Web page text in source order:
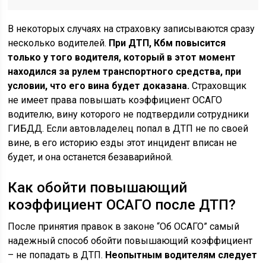
В некоторых случаях на страховку записываются сразу
несколько водителей. При ДТП, Кбм повысится
только у того водителя, который в этот момент
находился за рулем транспортного средства, при
условии, что его вина будет доказана. Страховщик
не имеет права повышать коэффициент ОСАГО
водителю, вину которого не подтвердили сотрудники
ГИБДД. Если автовладелец попал в ДТП не по своей
вине, в его историю езды этот инцидент вписан не
будет, и она останется безаварийной.
Как обойти повышающий
коэффициент ОСАГО после ДТП?
После принятия правок в законе “Об ОСАГО” самый
надежный способ обойти повышающий коэффициент
– не попадать в ДТП. Неопытным водителям следует